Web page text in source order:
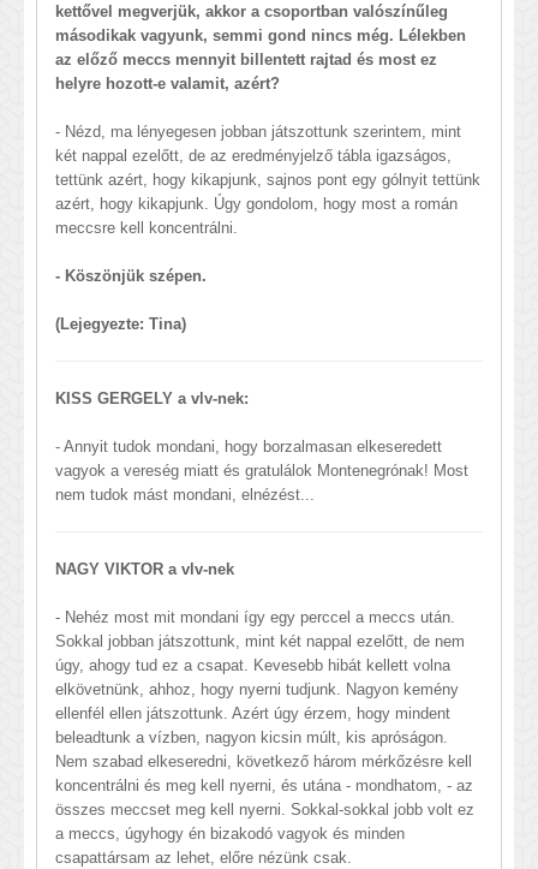
kettővel megverjük, akkor a csoportban valószínűleg
másodikak vagyunk, semmi gond nincs még. Lélekben
az előző meccs mennyit billentett rajtad és most ez
helyre hozott-e valamit, azért?
- Nézd, ma lényegesen jobban játszottunk szerintem, mint
két nappal ezelőtt, de az eredményjelző tábla igazságos,
tettünk azért, hogy kikapjunk, sajnos pont egy gólnyit tettünk
azért, hogy kikapjunk. Úgy gondolom, hogy most a román
meccsre kell koncentrálni.
- Köszönjük szépen.
(Lejegyezte: Tina)
KISS GERGELY a vlv-nek:
- Annyit tudok mondani, hogy borzalmasan elkeseredett
vagyok a vereség miatt és gratulálok Montenegrónak! Most
nem tudok mást mondani, elnézést...
NAGY VIKTOR a vlv-nek
- Nehéz most mit mondani így egy perccel a meccs után.
Sokkal jobban játszottunk, mint két nappal ezelőtt, de nem
úgy, ahogy tud ez a csapat. Kevesebb hibát kellett volna
elkövetnünk, ahhoz, hogy nyerni tudjunk. Nagyon kemény
ellenfél ellen játszottunk. Azért úgy érzem, hogy mindent
beleadtunk a vízben, nagyon kicsin múlt, kis apróságon.
Nem szabad elkeseredni, következő három mérkőzésre kell
koncentrálni és meg kell nyerni, és utána - mondhatom, - az
összes meccset meg kell nyerni. Sokkal-sokkal jobb volt ez
a meccs, úgyhogy én bizakodó vagyok és minden
csapattársam az lehet, előre nézünk csak.